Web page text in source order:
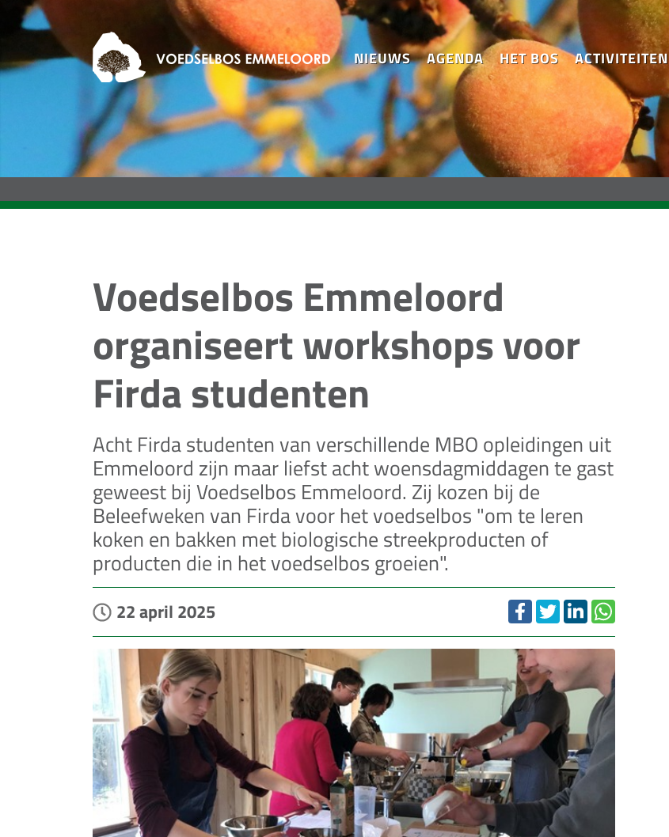
NIEUWS AGENDA HET BOS ACTIVITEITEN
Voedselbos Emmeloord
organiseert workshops voor
Firda studenten
Acht Firda studenten van verschillende MBO opleidingen uit
Emmeloord zijn maar liefst acht woensdagmiddagen te gast
geweest bij Voedselbos Emmeloord. Zij kozen bij de
Beleefweken van Firda voor het voedselbos "om te leren
koken en bakken met biologische streekproducten of
producten die in het voedselbos groeien".
22 april 2025